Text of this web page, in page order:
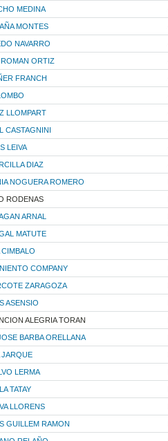
MEDINA
MONTES
NAVARRO
ROMAN ORTIZ
FRANCH
LLOMPART
CASTAGNINI
LEIVA
DIAZ
NOGUERA ROMERO
RODENAS
ARNAL
MATUTE
COMPANY
ZARAGOZA
ASENSIO
ALEGRIA TORAN
BARBA ORELLANA
JARQUE
LERMA
TATAY
LLORENS
GUILLEM RAMON